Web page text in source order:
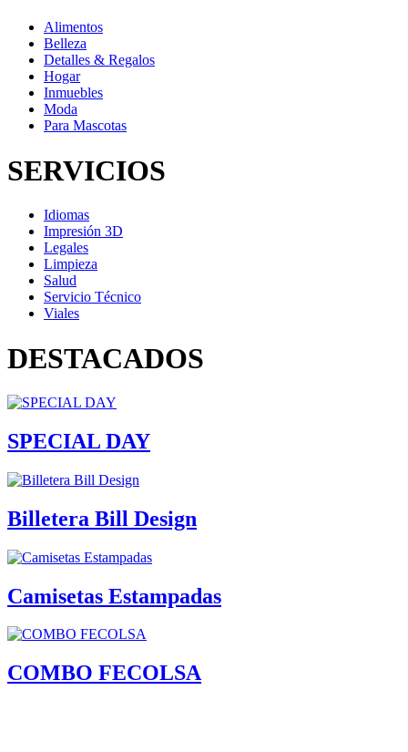
Alimentos
Belleza
Detalles & Regalos
Hogar
Inmuebles
Moda
Para Mascotas
SERVICIOS
Idiomas
Impresión 3D
Legales
Limpieza
Salud
Servicio Técnico
Viales
DESTACADOS
SPECIAL DAY
Billetera Bill Design
Camisetas Estampadas
COMBO FECOLSA